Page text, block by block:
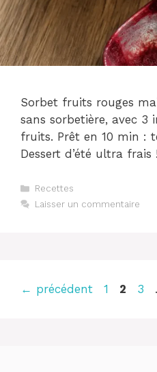
Sorbet fruits rouges
sans sorbetière, avec 3
fruits. Prêt en 10 min :
Dessert d’été ultra frais !
Catégories
Recettes
Laisser un commentaire
← précédent Page
1 Page
2 Page
3